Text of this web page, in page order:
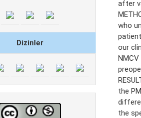
Dizinler
after
who
our
the
the